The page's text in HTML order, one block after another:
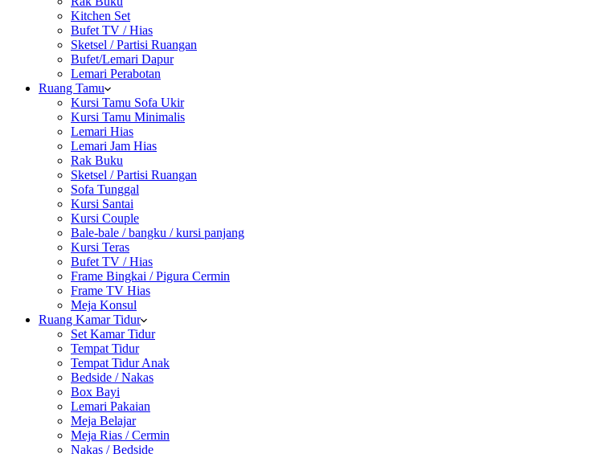
Kitchen Set
Bufet TV / Hias
Sketsel / Partisi Ruangan
Bufet/Lemari Dapur
Lemari Perabotan
Ruang Tamu
Kursi Tamu Sofa Ukir
Kursi Tamu Minimalis
Lemari Hias
Lemari Jam Hias
Rak Buku
Sketsel / Partisi Ruangan
Sofa Tunggal
Kursi Santai
Kursi Couple
Bale-bale / bangku / kursi panjang
Kursi Teras
Bufet TV / Hias
Frame Bingkai / Pigura Cermin
Frame TV Hias
Meja Konsul
Ruang Kamar Tidur
Set Kamar Tidur
Tempat Tidur
Tempat Tidur Anak
Bedside / Nakas
Box Bayi
Lemari Pakaian
Meja Belajar
Meja Rias / Cermin
Nakas / Bedside